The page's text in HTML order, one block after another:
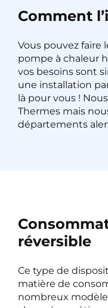
Comment
Vous pouvez faire
pompe à chaleur
vos besoins sont
une installation
là pour vous !
Thermes mais
départements
réversible
Ce type de
matière de
nombreux